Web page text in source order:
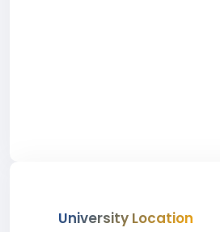
University Location